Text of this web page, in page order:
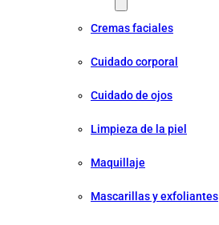
Cremas faciales
Cuidado corporal
Cuidado de ojos
Limpieza de la piel
Maquillaje
Mascarillas y exfoliantes